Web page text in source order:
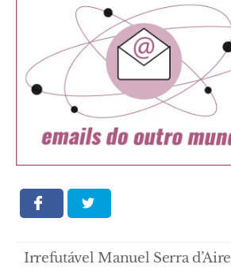
Irrefutável Manuel Serra d’Aire